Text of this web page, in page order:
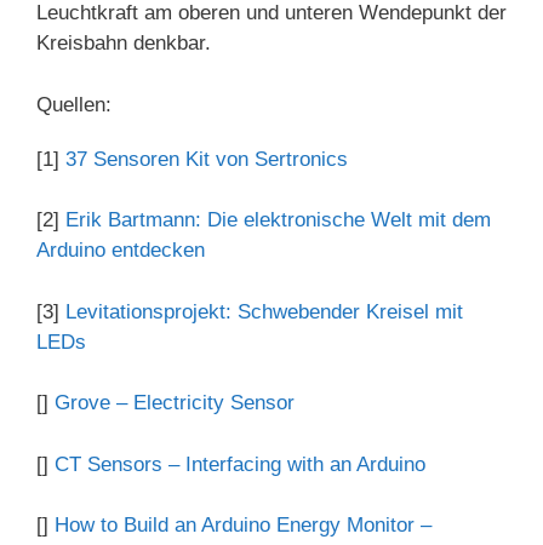
Leuchtkraft am oberen und unteren Wendepunkt der
Kreisbahn denkbar.
Quellen:
[1] 37 Sensoren Kit von Sertronics
[2] Erik Bartmann: Die elektronische Welt mit dem
Arduino entdecken
[3] Levitationsprojekt: Schwebender Kreisel mit
LEDs
[] Grove – Electricity Sensor
[] CT Sensors – Interfacing with an Arduino
[] How to Build an Arduino Energy Monitor –